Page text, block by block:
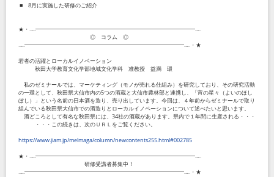
■ 8月に実施した研修のご紹介
★・‥...━━━━━━━━━━━━━━━━━━━━━━━━━━━━━...‥
◎ コラム ◎
‥...━━━━━━━━━━━━━━━━━━━━━━━━━━━━━...‥・★
若者の活躍とローカルイノベーション
秋田大学教育文化学部地域文化学科 准教授 益満 環
私のゼミナールでは、マーケティング（モノが売れる仕組み）を研究しており、その研究活動
の一環として、秋田県大仙市内の5つの酒蔵と大仙市農林部と連携し、「宵の星々（よいのほし
ぼし）」という名前の日本酒を造り、売り出しています。今回は、４年前からゼミナールで取り
組んでいる秋田県大仙市での酒造りとローカルイノベーションについて述べたいと思います。
酒どころとして有名な秋田県には、 34社の酒蔵があります。県内で１年間に生産される・・・
・・・この続きは、次のＵＲＬをご覧ください。
https://www.jiam.jp/melmaga/column/newcontents255.html#002785
★・‥...━━━━━━━━━━━━━━━━━━━━━━━━━━━━━...‥
研修受講者募集中！
‥...━━━━━━━━━━━━━━━━━━━━━━━━━━━━━...‥・★